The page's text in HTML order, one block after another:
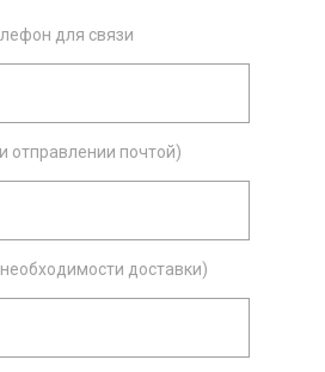
для связи
отправлении почтой)
доставки)